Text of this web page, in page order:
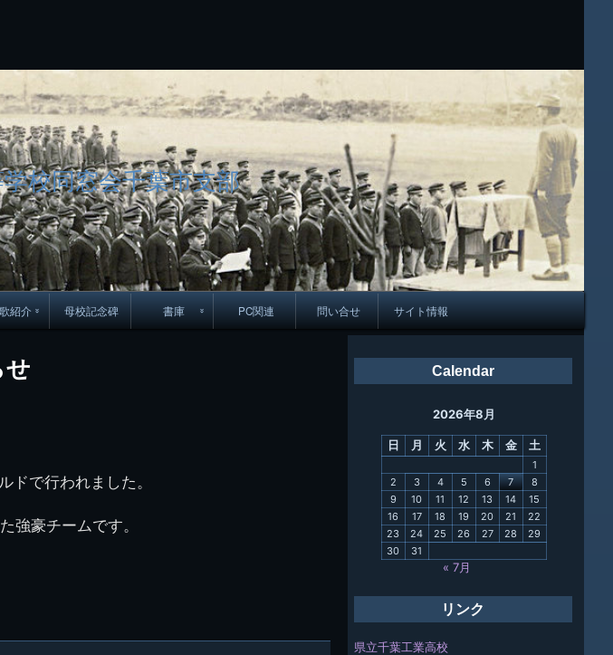
へ
ス
キ
ッ
プ 校同窓会千葉市支部
50周年
60周年
千葉商業学校時代
昭和18年卒業アル
と文化祭
生実校舎の建設
生実移転
生実初期の行事
紹介
校歌
生実校歌
第一応援歌
念演奏会
母校記念碑 書庫 PC関連 問い合せ サイト情報
せ
ドで行われました。
強豪チームです。
Calendar
2026年8月
日 月 火 水 木 金 土
1
2
3 4 5 6 7
8
9
10 11 12 13 14
15
16
17 18 19 20 21
22
23
24 25 26 27 28
29
30
31
« 7月
リンク
県立千葉工業高校